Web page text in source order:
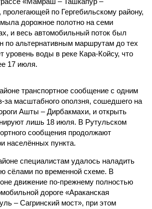
по Гергебильскому району,
дорожное полотно на семи
и весь автомобильный поток был
по альтернативным маршрутам до тех
уровень воды в реке Кара-Койсу, что
17 июля.
транспортное сообщение с одним
за масштабного оползня, сошедшего на
Ашты – Дирбакмахи, и открыть
лишь 18 июля. В Рутульском
сообщения продолжают
населённых пункта.
специалистам удалось наладить
сёлами по временной схеме. В
движение по-прежнему полностью
дороге «Араканская
– Сагринский мост», при этом